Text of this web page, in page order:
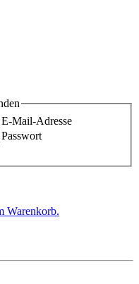
E-Mail-Adresse
Passwort
Warenkorb.